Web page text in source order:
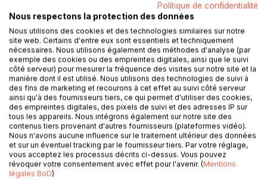
Ajouter à ma liste d'envies
Laisser un avis
DESCRIPTION
De nombreux ouvrages sont déjà parus sur le thème du
véganisme mais généralement en proposant des réflexions
théoriques ou des recettes de cuisine. Il manquait des
Politique de confidentialité
Nous respectons la protection des données
Nous utilisons des cookies et des technologies similaires sur notre
site web. Certains d'entre eux sont essentiels et techniquement
nécessaires. Nous utilisons également des méthodes d'analyse (par
exemple des cookies ou des empreintes digitales, ainsi que le suivi
côté serveur) pour mesurer la fréquence des visites sur notre site et la
manière dont il est utilisé. Nous utilisons des technologies de suivi à
des fins de marketing et recourons à cet effet au suivi côté serveur
ainsi qu'à des fournisseurs tiers, ce qui permet d'utiliser des cookies,
des empreintes digitales, des pixels de suivi et des adresses IP sur
tous les appareils. Nous intégrons également sur notre site des
contenus tiers provenant d'autres fournisseurs (plateformes vidéo).
Nous n'avons aucune influence sur le traitement ultérieur des données
et sur un éventuel tracking par le fournisseur tiers. Par votre réglage,
vous acceptez les processus décrits ci-dessus. Vous pouvez
révoquer votre consentement avec effet pour l'avenir. (Mentions
légales BoD)